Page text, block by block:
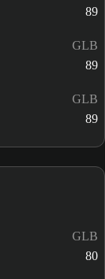
89
GLB
89
GLB
89
GLB
80